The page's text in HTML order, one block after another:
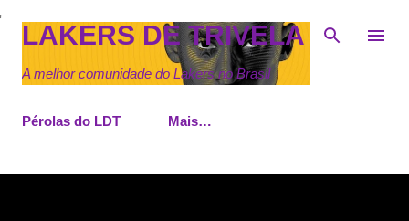
Pular para o conteúdo principal
LAKERS DE TRIVELA
A melhor comunidade do Lakers no Brasil
Pérolas do LDT Mais…